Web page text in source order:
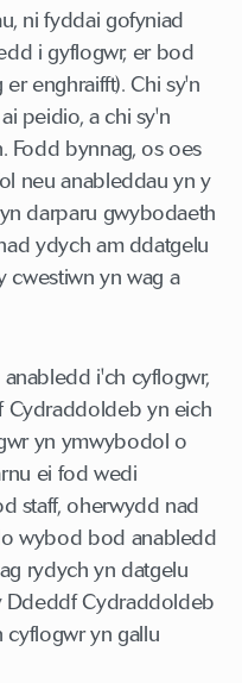
ni fyddai gofyniad
i gyflogwr, er bod
enghraifft). Chi sy'n
peidio, a chi sy'n
Fodd bynnag, os oes
neu anableddau yn y
darparu gwybodaeth
ydych am ddatgelu
cwestiwn yn wag a
i'ch cyflogwr,
Cydraddoldeb yn eich
yn ymwybodol o
ei fod wedi
staff, oherwydd nad
wybod bod anabledd
rydych yn datgelu
Ddeddf Cydraddoldeb
yn gallu